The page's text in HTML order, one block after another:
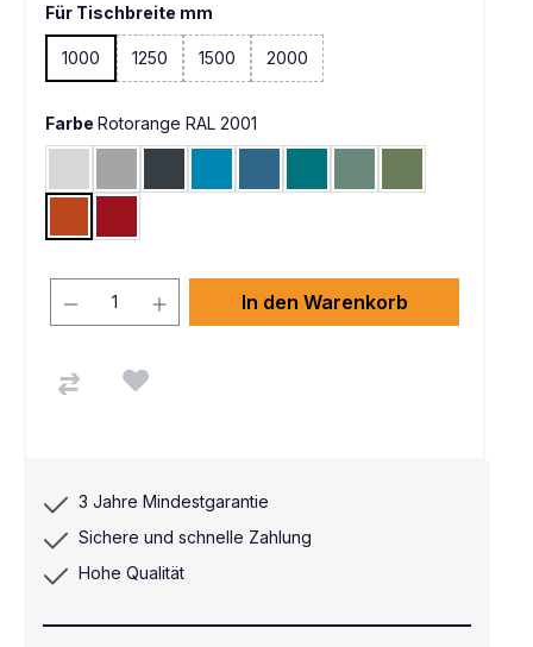
Für Tischbreite mm
1000 1250 1500 2000
Farbe Rotorange RAL 2001
In den Warenkorb
3 Jahre Mindestgarantie
Sichere und schnelle Zahlung
Hohe Qualität